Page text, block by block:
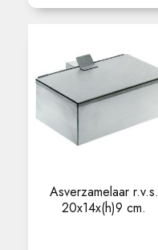
Asverzamelaar r.v.s.
20x14x(h)9 cm.